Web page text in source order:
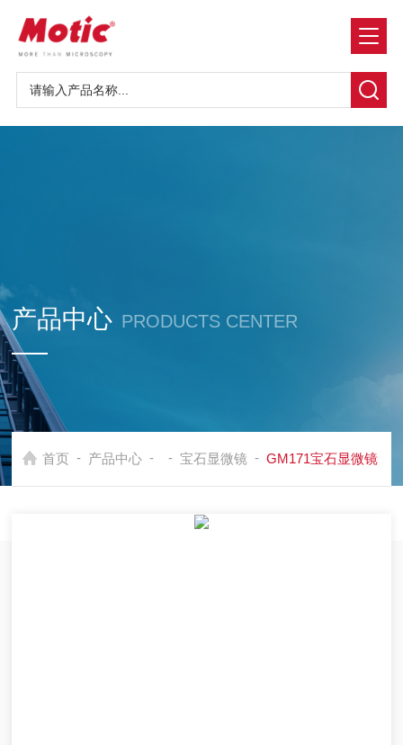
产品中心 PRODUCTS CENTER
首页 - 产品中心 - - 宝石显微镜 - GM171宝石显微镜